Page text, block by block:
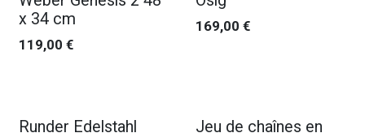
x 34 cm
119,00 €
169,00 €
Runder Edelstahl
Jeu de chaînes en